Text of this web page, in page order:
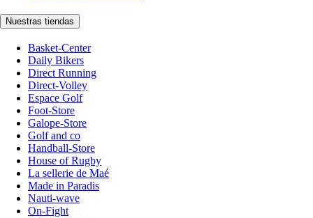
Nuestras tiendas
Basket-Center
Daily Bikers
Direct Running
Direct-Volley
Espace Golf
Foot-Store
Galope-Store
Golf and co
Handball-Store
House of Rugby
La sellerie de Maé
Made in Paradis
Nauti-wave
On-Fight